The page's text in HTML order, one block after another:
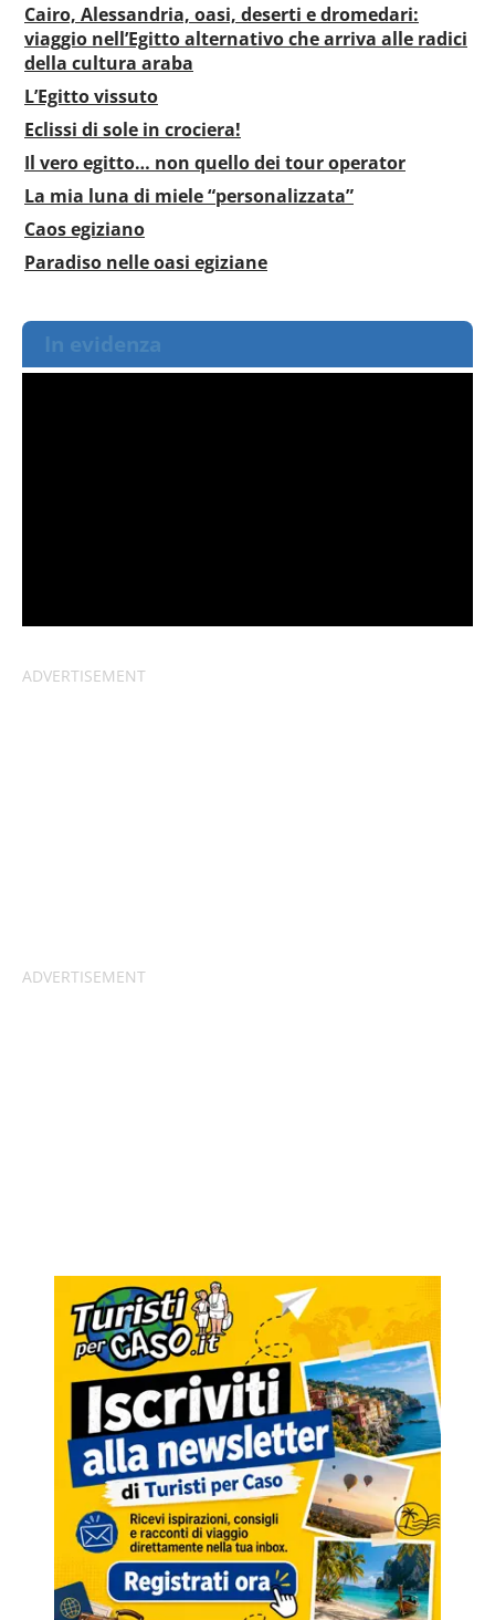
Cairo, Alessandria, oasi, deserti e dromedari:
viaggio nell’Egitto alternativo che arriva alle radici
della cultura araba
L’Egitto vissuto
Eclissi di sole in crociera!
Il vero egitto… non quello dei tour operator
La mia luna di miele “personalizzata”
Caos egiziano
Paradiso nelle oasi egiziane
In evidenza